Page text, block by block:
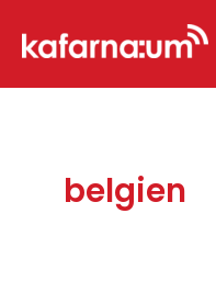
Inhalt
belgien